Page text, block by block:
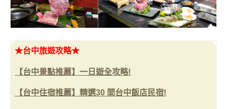
★台中旅遊攻略★
【台中景點推薦】一日遊全攻略!
【台中住宿推薦】精選30 間台中飯店民宿!